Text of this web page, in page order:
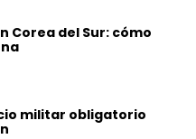
Corea del Sur: cómo
militar obligatorio